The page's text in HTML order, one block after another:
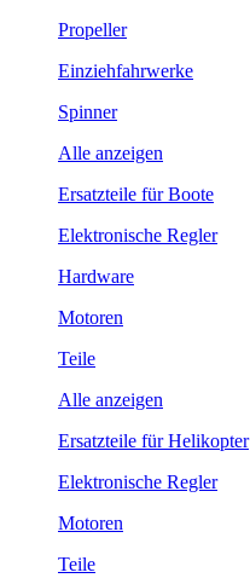
Propeller
Einziehfahrwerke
Spinner
Alle anzeigen
Ersatzteile für Boote
Elektronische Regler
Hardware
Motoren
Teile
Alle anzeigen
Ersatzteile für Helikopter
Elektronische Regler
Motoren
Teile